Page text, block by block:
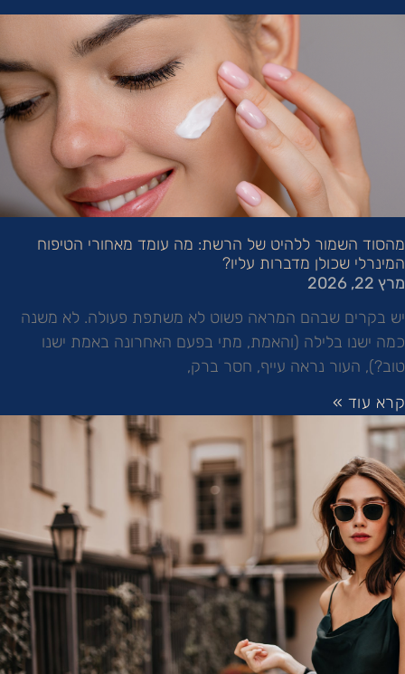
מהסוד השמור ללהיט של הרשת: מה עומד מאחורי הטיפוח
המינרלי שכולן מדברות עליו?
מרץ 22, 2026
יש בקרים שבהם המראה פשוט לא משתפת פעולה. לא משנה
כמה ישנו בלילה (והאמת, מתי בפעם האחרונה באמת ישנו
טוב?), העור נראה עייף, חסר ברק,
קרא עוד »